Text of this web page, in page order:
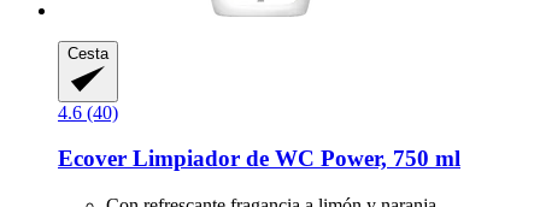
Cesta
4.6 (40)
Ecover Limpiador de WC Power, 750 ml